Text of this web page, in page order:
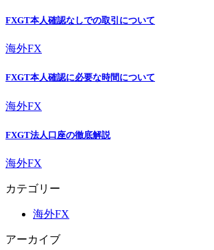
FXGT本人確認なしでの取引について
海外FX
FXGT本人確認に必要な時間について
海外FX
FXGT法人口座の徹底解説
海外FX
カテゴリー
海外FX
アーカイブ